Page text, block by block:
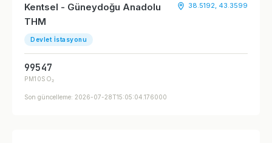
Kentsel - Güneydoğu Anadolu
THM
Devlet İstasyonu
38.5192, 43.3599
995
PM10
47
SO₂
Son güncelleme: 2026-07-28T15:05:04.176000